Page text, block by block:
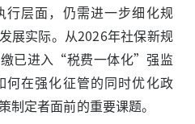
行层面，仍需进一步细化规
展实际。从2026年社保新规
已进入“税费一体化”强监
何在强化征管的同时优化政
制定者面前的重要课题。